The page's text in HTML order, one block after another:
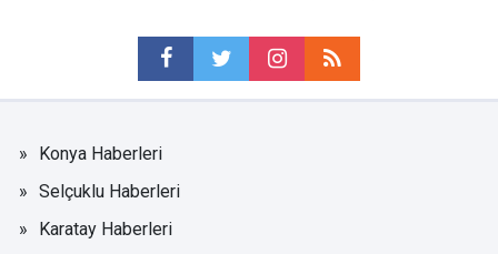
Konya Haberleri
Selçuklu Haberleri
Karatay Haberleri